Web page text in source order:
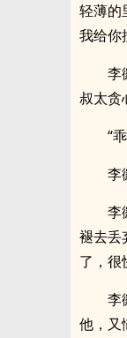
轻薄的
我给你
李
叔太贪
“
李
李
褪去丢
了，很
李
他，又